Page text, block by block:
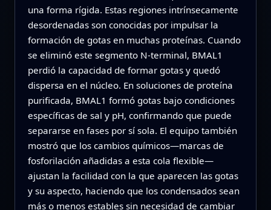
una forma rígida. Estas regiones intrínsecamente
desordenadas son conocidas por impulsar la
formación de gotas en muchas proteínas. Cuando
se eliminó este segmento N-terminal, BMAL1
perdió la capacidad de formar gotas y quedó
dispersa en el núcleo. En soluciones de proteína
purificada, BMAL1 formó gotas bajo condiciones
específicas de sal y pH, confirmando que puede
separarse en fases por sí sola. El equipo también
mostró que los cambios químicos—marcas de
fosforilación añadidas a esta cola flexible—
ajustan la facilidad con la que aparecen las gotas
y su aspecto, haciendo que los condensados sean
más o menos estables sin necesidad de cambiar